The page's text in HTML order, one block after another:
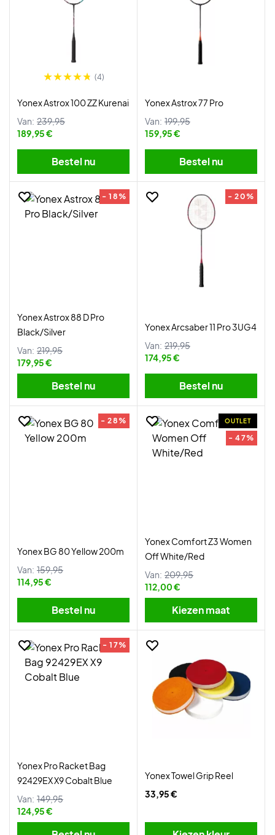
(4)
Yonex Astrox 100 ZZ Kurenai
Van: 239,95
189,95 €
Bestel nu
Yonex Astrox 77 Pro
Van: 199,95
159,95 €
Bestel nu
- 18%
Yonex Astrox 88 D Pro
Black/Silver
Van: 219,95
179,95 €
Bestel nu
- 20%
Yonex Arcsaber 11 Pro 3UG4
Van: 219,95
174,95 €
Bestel nu
- 28%
Yonex BG 80 Yellow 200m
Van: 159,95
114,95 €
Bestel nu
OUTLET
- 47%
Yonex Comfort Z3 Women
Off White/Red
Van: 209,95
112,00 €
Kiezen maat
- 17%
Yonex Pro Racket Bag
92429EX X9 Cobalt Blue
Van: 149,95
124,95 €
Yonex Towel Grip Reel
33,95 €